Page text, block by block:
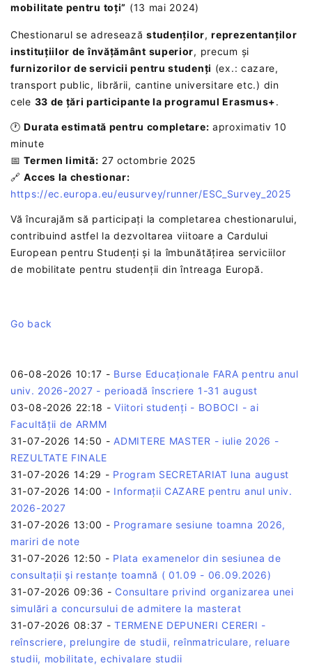
mobilitate pentru toți” (13 mai 2024)
Chestionarul se adreseazăstudenților,reprezentanților
instituțiilor de învățământ superior, precum și
furnizorilor de servicii pentru studenți (ex.: cazare,
transport public, librării, cantine universitare etc.) din
cele 33 de țări participante la programul Erasmus+.
🕐Durata estimată pentru completare: aproximativ 10
minute
📅Termen limită: 27 octombrie 2025
🔗Acces la chestionar:
https://ec.europa.eu/eusurvey/runner/ESC_Survey_2025
Vă încurajăm să participați la completarea chestionarului,
contribuind astfel la dezvoltarea viitoare a Cardului
European pentru Studenți și la îmbunătățirea serviciilor
de mobilitate pentru studenții din întreaga Europă.
Go back
06-08-2026 10:17 - Burse Educaționale FARA pentru anul
univ. 2026-2027 - perioadă înscriere 1-31 august
03-08-2026 22:18 -Viitori studenți - BOBOCI - ai
Facultății de ARMM
31-07-2026 14:50 - ADMITERE MASTER - iulie 2026 -
REZULTATE FINALE
31-07-2026 14:29 - Program SECRETARIAT luna august
31-07-2026 14:00 - Informații CAZARE pentru anul univ.
2026-2027
31-07-2026 13:00 - Programare sesiune toamna 2026,
mariri de note
31-07-2026 12:50 - Plata examenelor din sesiunea de
consultații și restanțe toamnă ( 01.09 - 06.09.2026)
31-07-2026 09:36 - Consultare privind organizarea unei
simulări a concursului de admitere la masterat
31-07-2026 08:37 -TERMENE DEPUNERI CERERI -
reînscriere, prelungire de studii, reînmatriculare, reluare
studii, mobilitate, echivalare studii